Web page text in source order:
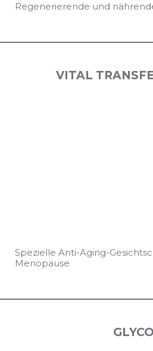
Regenerierende und
VITAL
Spezielle Anti-Aging-
Menopause
GLYCO